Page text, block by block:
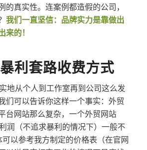
的真实性。连案例都造假的公司，
我们一直坚信：品牌实力是靠做出
的！
利套路收费方式
地从个人到工作室再到公司这么发
们可以告诉你这样一个事实：外贸
台网站那么复杂，一个外贸网站
润（不追求暴利的情况下）一般不
以参考我方制定的价格表（在官网